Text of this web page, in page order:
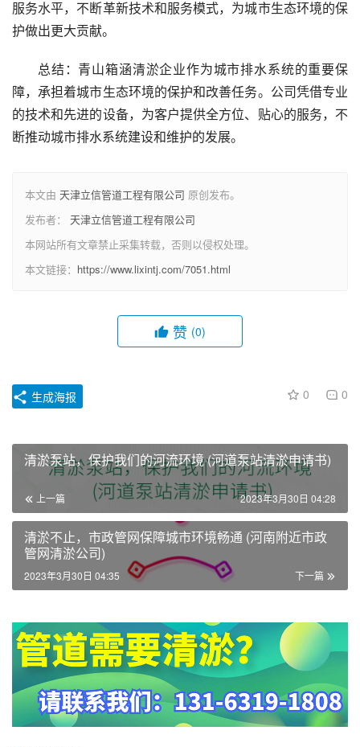
服务水平，不断革新技术和服务模式，为城市生态环境的保
护做出更大贡献。
总结：青山箱涵清淤企业作为城市排水系统的重要保
障，承担着城市生态环境的保护和改善任务。公司凭借专业
的技术和先进的设备，为客户提供全方位、贴心的服务，不
断推动城市排水系统建设和维护的发展。
本文由 天津立信管道工程有限公司 原创发布。
发布者： 天津立信管道工程有限公司
本网站所有文章禁止采集转载，否则以侵权处理。
本文链接： https://www.lixintj.com/7051.html
赞 (0)
0 0
生成海报
清淤泵站，保护我们的河流环境 (河道泵站清淤申请书)
上一篇 2023年3月30日 04:28
清淤不止，市政管网保障城市环境畅通 (河南附近市政
管网清淤公司)
下一篇
2023年3月30日 04:35